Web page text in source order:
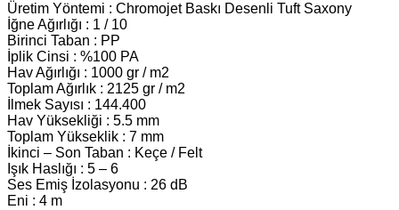
Üretim Yöntemi : Chromojet Baskı Desenli Tuft Saxony
İğne Ağırlığı : 1 / 10
Birinci Taban : PP
İplik Cinsi : %100 PA
Hav Ağırlığı : 1000 gr / m2
Toplam Ağırlık : 2125 gr / m2
İlmek Sayısı : 144.400
Hav Yüksekliği : 5.5 mm
Toplam Yükseklik : 7 mm
İkinci – Son Taban : Keçe / Felt
Işık Haslığı : 5 – 6
Ses Emiş İzolasyonu : 26 dB
Eni : 4 m